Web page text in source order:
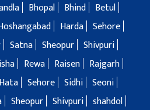
Bhopal Bhind
Betul
Harda Sehore
Satna Sheopur Shivpuri
Rewa Raisen
Rajgarh
Hata Sehore Sidhi Seoni
Sheopur Shivpuri shahdol